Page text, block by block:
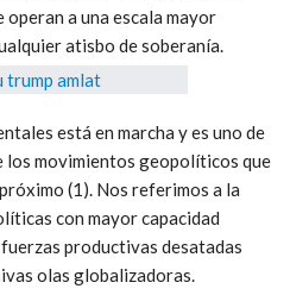
a una escala mayor
atisbo de soberanía.
está en marcha y es uno de
los movimientos geopolíticos que
(1). Nos referimos a la
con mayor capacidad
productivas desatadas
olas globalizadoras.